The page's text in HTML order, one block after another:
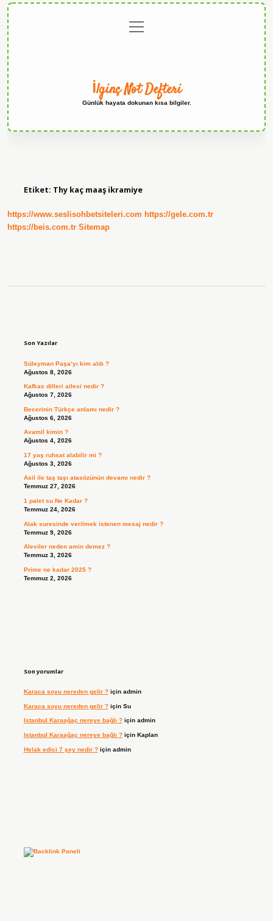
menüyü
aç
İlginç Not Defteri
Günlük hayata dokunan kısa bilgiler.
Etiket: Thy kaç maaş ikramiye
https://www.seslisohbetsiteleri.com https://gele.com.tr
https://beis.com.tr Sitemap
Son Yazılar
Süleyman Paşa’yı kim aldı ?
Ağustos 8, 2026
Kafkas dilleri ailesi nedir ?
Ağustos 7, 2026
Becerinin Türkçe anlamı nedir ?
Ağustos 6, 2026
Avamil kimin ?
Ağustos 4, 2026
17 yaş ruhsat alabilir mi ?
Ağustos 3, 2026
Asil ile taş taşı atasözünün devamı nedir ?
Temmuz 27, 2026
1 palet su Ne Kadar ?
Temmuz 24, 2026
Alak suresinde verilmek istenen mesaj nedir ?
Temmuz 9, 2026
Aleviler neden amin demez ?
Temmuz 3, 2026
Prime ne kadar 2025 ?
Temmuz 2, 2026
Son yorumlar
Karaca soyu nereden gelir ?için admin
Karaca soyu nereden gelir ?için Su
Istanbul Karaağaç nereye bağlı ?için admin
Istanbul Karaağaç nereye bağlı ?için Kaplan
Helak edici 7 şey nedir ?için admin